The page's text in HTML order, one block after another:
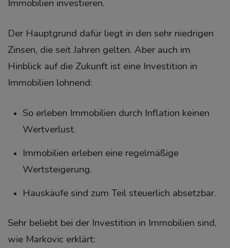
Immobilien investieren.
Der Hauptgrund dafür liegt in den sehr niedrigen
Zinsen, die seit Jahren gelten. Aber auch im
Hinblick auf die Zukunft ist eine Investition in
Immobilien lohnend:
So erleben Immobilien durch Inflation keinen
Wertverlust.
Immobilien erleben eine regelmäßige
Wertsteigerung.
Hauskäufe sind zum Teil steuerlich absetzbar.
Sehr beliebt bei der Investition in Immobilien sind,
wie Markovic erklärt: